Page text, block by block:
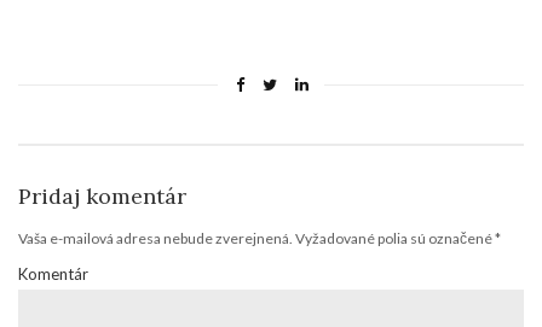
Pridaj komentár
Vaša e-mailová adresa nebude zverejnená. Vyžadované polia sú označené*
Komentár